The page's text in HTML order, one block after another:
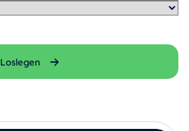
Loslegen